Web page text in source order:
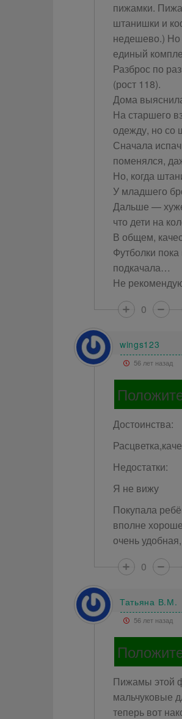
пижамки.
штанишки и
недешево.) Но
единый
Разброс по
(рост 118).
Дома
На старшего
одежду, но со
Сначала
поменялся,
Но, когда
У младшего
Дальше —
что дети на
В общем,
Футболки
подкачала…
Не
0
wings123
56 лет назад
Достоинства:
Недостатки:
Я не вижу
Покупала
вполне
очень
0
Татьяна В.М.
56 лет назад
Пижамы этой
мальчуковые
теперь вот